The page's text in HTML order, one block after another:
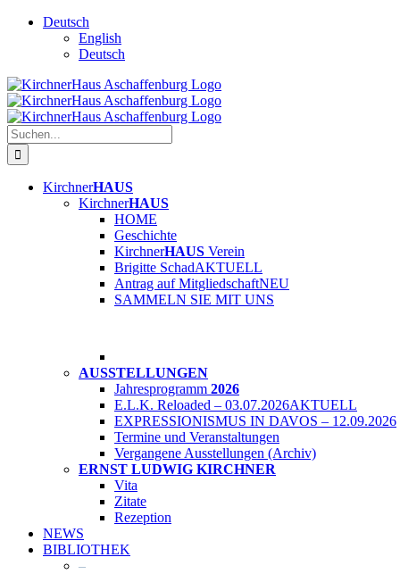
Skip
Deutsch
English
Deutsch
Suche
nach:
KirchnerHAUS
KirchnerHAUS
HOME
Geschichte
KirchnerHAUS Verein
Brigitte SchadAKTUELL
Antrag auf MitgliedschaftNEU
SAMMELN SIE MIT UNS
AUSSTELLUNGEN
Jahresprogramm 2026
E.L.K. Reloaded – 03.07.2026AKTUELL
EXPRESSIONISMUS IN DAVOS – 12.09.2026
Termine und Veranstaltungen
Vergangene Ausstellungen (Archiv)
ERNST LUDWIG KIRCHNER
Vita
Zitate
Rezeption
NEWS
BIBLIOTHEK
–